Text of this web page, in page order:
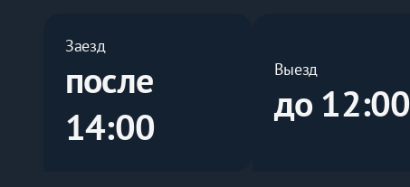
Заезд
после
14:00
Выезд
до 12:00